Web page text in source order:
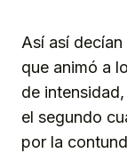
Así así
que animó a
de
el segundo
por la